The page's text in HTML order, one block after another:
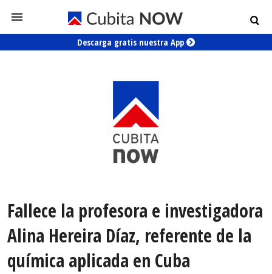
Descarga gratis nuestra App
Fallece la profesora e investigadora
Alina Hereira Díaz, referente de la
química aplicada en Cuba